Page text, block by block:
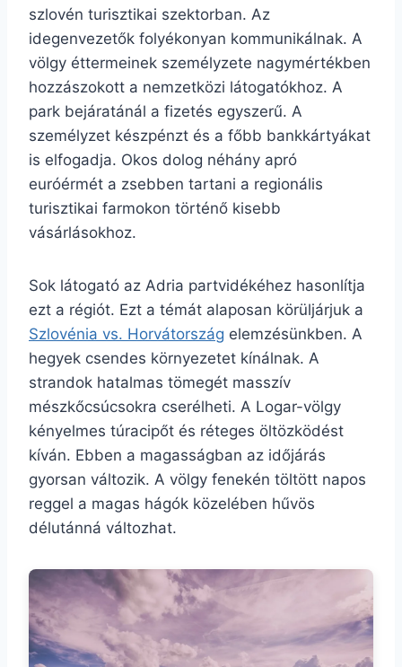
szlovén turisztikai szektorban. Az
idegenvezetők folyékonyan kommunikálnak. A
völgy éttermeinek személyzete nagymértékben
hozzászokott a nemzetközi látogatókhoz. A
park bejáratánál a fizetés egyszerű. A
személyzet készpénzt és a főbb bankkártyákat
is elfogadja. Okos dolog néhány apró
euróérmét a zsebben tartani a regionális
turisztikai farmokon történő kisebb
vásárlásokhoz.
Sok látogató az Adria partvidékéhez hasonlítja
ezt a régiót. Ezt a témát alaposan körüljárjuk a
Szlovénia vs. Horvátország elemzésünkben. A
hegyek csendes környezetet kínálnak. A
strandok hatalmas tömegét masszív
mészkőcsúcsokra cserélheti. A Logar-völgy
kényelmes túracipőt és réteges öltözködést
kíván. Ebben a magasságban az időjárás
gyorsan változik. A völgy fenekén töltött napos
reggel a magas hágók közelében hűvös
délutánná változhat.